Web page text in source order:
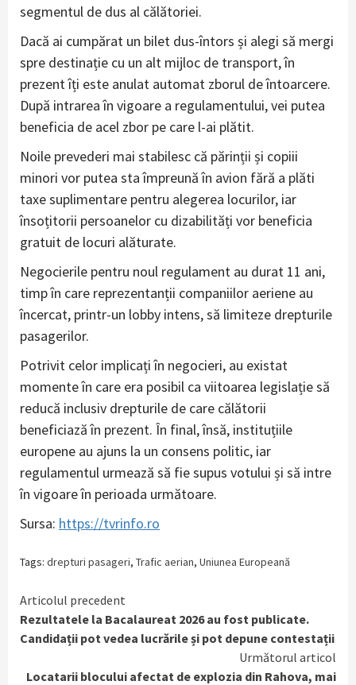
segmentul de dus al călătoriei.
Dacă ai cumpărat un bilet dus-întors și alegi să mergi
spre destinație cu un alt mijloc de transport, în
prezent îți este anulat automat zborul de întoarcere.
După intrarea în vigoare a regulamentului, vei putea
beneficia de acel zbor pe care l-ai plătit.
Noile prevederi mai stabilesc că părinții și copiii
minori vor putea sta împreună în avion fără a plăti
taxe suplimentare pentru alegerea locurilor, iar
însoțitorii persoanelor cu dizabilități vor beneficia
gratuit de locuri alăturate.
Negocierile pentru noul regulament au durat 11 ani,
timp în care reprezentanții companiilor aeriene au
încercat, printr-un lobby intens, să limiteze drepturile
pasagerilor.
Potrivit celor implicați în negocieri, au existat
momente în care era posibil ca viitoarea legislație să
reducă inclusiv drepturile de care călătorii
beneficiază în prezent. În final, însă, instituțiile
europene au ajuns la un consens politic, iar
regulamentul urmează să fie supus votului și să intre
în vigoare în perioada următoare.
Sursa: https://tvrinfo.ro
Tags: drepturi pasageri, Trafic aerian, Uniunea Europeană
Continue
Reading
Articolul precedent
Rezultatele la Bacalaureat 2026 au fost publicate.
Candidații pot vedea lucrările și pot depune contestații
Următorul articol
Locatarii blocului afectat de explozia din Rahova, mai